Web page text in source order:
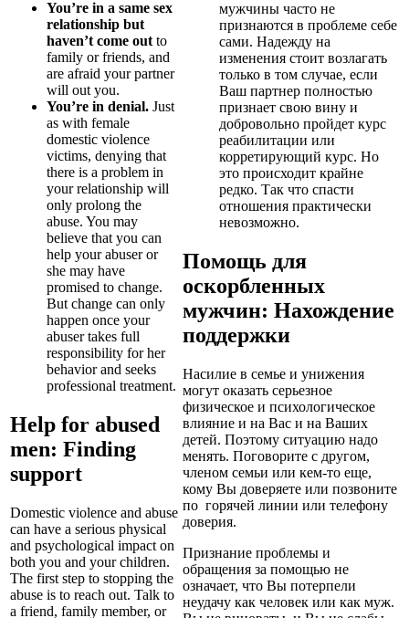
You’re in a same sex
relationship but
haven’t come out to
family or friends, and
are afraid your partner
will out you.
You’re in denial. Just
as with female
domestic violence
victims, denying that
there is a problem in
your relationship will
only prolong the
abuse. You may
believe that you can
help your abuser or
she may have
promised to change.
But change can only
happen once your
abuser takes full
responsibility for her
behavior and seeks
professional treatment.
Help for abused
men: Finding
support
Domestic violence and abuse
can have a serious physical
and psychological impact on
both you and your children.
The first step to stopping the
abuse is to reach out. Talk to
a friend, family member, or
мужчины часто не
признаются в проблеме себе
сами. Надежду на
изменения стоит возлагать
только в том случае, если
Ваш партнер полностью
признает свою вину и
добровольно пройдет курс
реабилитации или
корретирующий курс. Но
это происходит крайне
редко. Так что спасти
отношения практически
невозможно.
Помощь для
оскорбленных
мужчин: Нахождение
поддержки
Насилие в семье и унижения
могут оказать серьезное
физическое и психологическое
влияние и на Вас и на Ваших
детей. Поэтому ситуацию надо
менять. Поговорите с другом,
членом семьи или кем-то еще,
кому Вы доверяете или позвоните
по горячей линии или телефону
доверия.
Признание проблемы и
обращения за помощью не
означает, что Вы потерпели
неудачу как человек или как муж.